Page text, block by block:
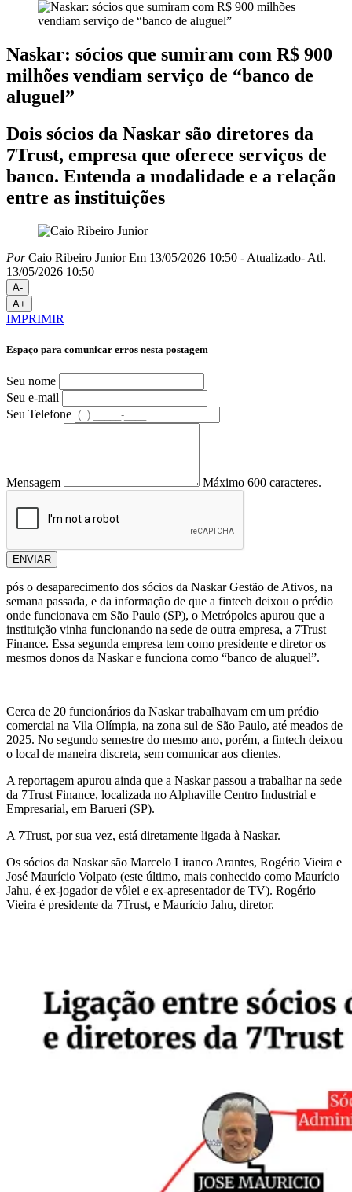
Naskar: sócios que sumiram com R$ 900
milhões vendiam serviço de “banco de
aluguel”
Dois sócios da Naskar são diretores da
7Trust, empresa que oferece serviços de
banco. Entenda a modalidade e a relação
entre as instituições
PorCaio Ribeiro Junior Em 13/05/2026 10:50 - Atualizado- Atl.
13/05/2026 10:50
A-
A+
IMPRIMIR
Espaço para comunicar erros nesta postagem
Seu nome
Seu e-mail
Seu Telefone
Mensagem Máximo 600 caracteres.
ENVIAR
pós o desaparecimento dos sócios da Naskar Gestão de Ativos, na
semana passada, e da informação de que a fintech deixou o prédio
onde funcionava em São Paulo (SP), o Metrópoles apurou que a
instituição vinha funcionando na sede de outra empresa, a 7Trust
Finance. Essa segunda empresa tem como presidente e diretor os
mesmos donos da Naskar e funciona como “banco de aluguel”.
Cerca de 20 funcionários da Naskar trabalhavam em um prédio
comercial na Vila Olímpia, na zona sul de São Paulo, até meados de
2025. No segundo semestre do mesmo ano, porém, a fintech deixou
o local de maneira discreta, sem comunicar aos clientes.
A reportagem apurou ainda que a Naskarpassou a trabalhar na sede
da 7Trust Finance, localizada no Alphaville Centro Industrial e
Empresarial, em Barueri (SP).
A 7Trust, por sua vez, está diretamente ligada à Naskar.
Os sócios da Naskar são Marcelo Liranco Arantes, Rogério Vieira e
José Maurício Volpato (este último, mais conhecido como Maurício
Jahu, é ex-jogador de vôlei e ex-apresentador de TV). Rogério
Vieira é presidente da 7Trust, e Maurício Jahu, diretor.